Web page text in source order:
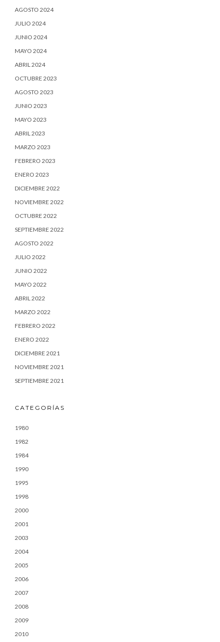
AGOSTO 2024
JULIO 2024
JUNIO 2024
MAYO 2024
ABRIL 2024
OCTUBRE 2023
AGOSTO 2023
JUNIO 2023
MAYO 2023
ABRIL 2023
MARZO 2023
FEBRERO 2023
ENERO 2023
DICIEMBRE 2022
NOVIEMBRE 2022
OCTUBRE 2022
SEPTIEMBRE 2022
AGOSTO 2022
JULIO 2022
JUNIO 2022
MAYO 2022
ABRIL 2022
MARZO 2022
FEBRERO 2022
ENERO 2022
DICIEMBRE 2021
NOVIEMBRE 2021
SEPTIEMBRE 2021
CATEGORÍAS
1980
1982
1984
1990
1995
1998
2000
2001
2003
2004
2005
2006
2007
2008
2009
2010